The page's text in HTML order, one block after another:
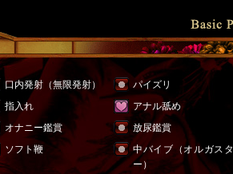
口内発射（無限発射）
パイズリ
指入れ
アナル舐め
オナニー鑑賞
放尿鑑賞
ソフト鞭
中バイブ（オルガスタ
ー）